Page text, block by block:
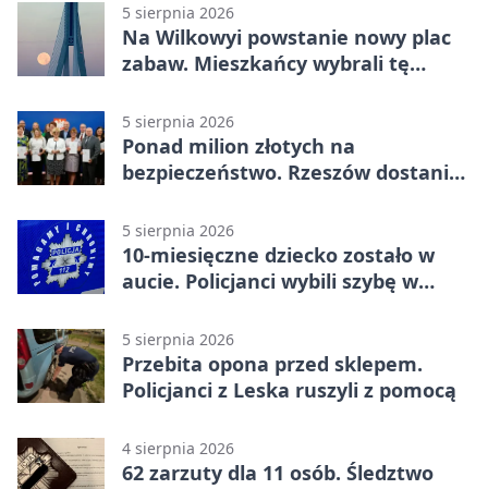
5 sierpnia 2026
Na Wilkowyi powstanie nowy plac
zabaw. Mieszkańcy wybrali tę
5 sierpnia 2026
Ponad milion złotych na
bezpieczeństwo. Rzeszów dostanie
5 sierpnia 2026
10-miesięczne dziecko zostało w
aucie. Policjanci wybili szybę w
5 sierpnia 2026
Przebita opona przed sklepem.
Policjanci z Leska ruszyli z pomocą
4 sierpnia 2026
62 zarzuty dla 11 osób. Śledztwo